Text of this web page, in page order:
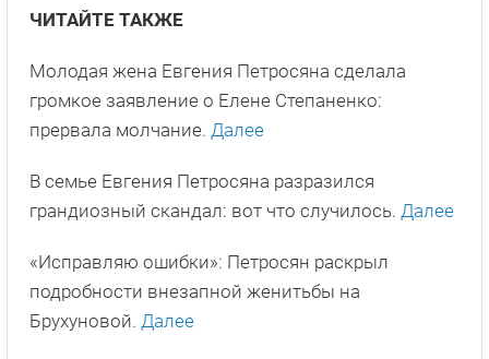
ЧИТАЙТЕ ТАКЖЕ
Молодая жена Евгения Петросяна сделала
громкое заявление о Елене Степаненко:
прервала молчание. Далее
В семье Евгения Петросяна разразился
грандиозный скандал: вот что случилось. Далее
«Исправляю ошибки»: Петросян раскрыл
подробности внезапной женитьбы на
Брухуновой. Далее